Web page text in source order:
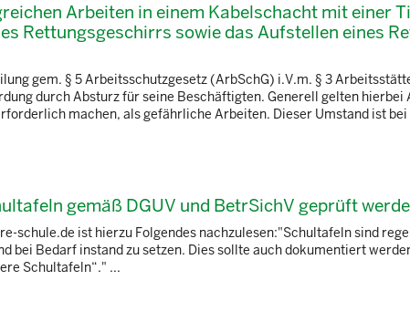
Arbeiten in einem Kabelschacht mit einer
Rettungsgeschirrs sowie das Aufstellen eines
gem. § 5 Arbeitsschutzgesetz (ArbSchG) i.V.m. § 3
durch Absturz für seine Beschäftigten. Generell gelten hierbei
machen, als gefährliche Arbeiten. Dieser Umstand ist
gemäß DGUV und BetrSichV geprüft
schule.de ist hierzu Folgendes nachzulesen:"Schultafeln sind
bei Bedarf instand zu setzen. Dies sollte auch dokumentiert
Schultafeln“." ...